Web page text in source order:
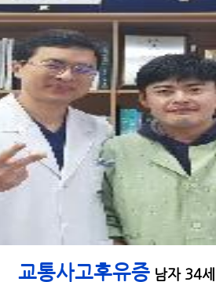
종류 및 검사 가
교통사고후유증남자 34세